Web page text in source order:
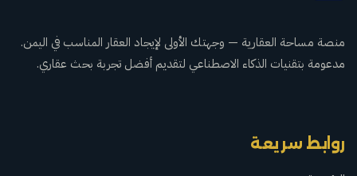
منصة مساحة العقارية — وجهتك الأولى لإيجاد العقار المناسب في اليمن.
مدعومة بتقنيات الذكاء الاصطناعي لتقديم أفضل تجربة بحث عقاري.
روابط سريعة